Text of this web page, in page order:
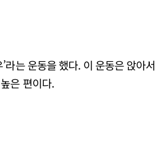
라는 운동을 했다. 이 운동은 앉아서
은 편이다.